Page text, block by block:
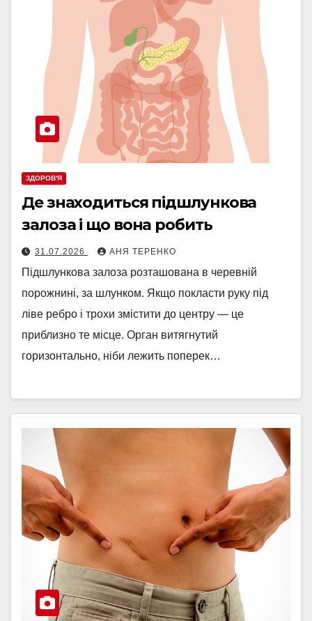
ЗДОРОВ'Я
Де знаходиться підшлункова
залоза і що вона робить
31.07.2026 АНЯ ТЕРЕНКО
Підшлункова залоза розташована в черевній
порожнині, за шлунком. Якщо покласти руку під
ліве ребро і трохи змістити до центру — це
приблизно те місце. Орган витягнутий
горизонтально, ніби лежить поперек…